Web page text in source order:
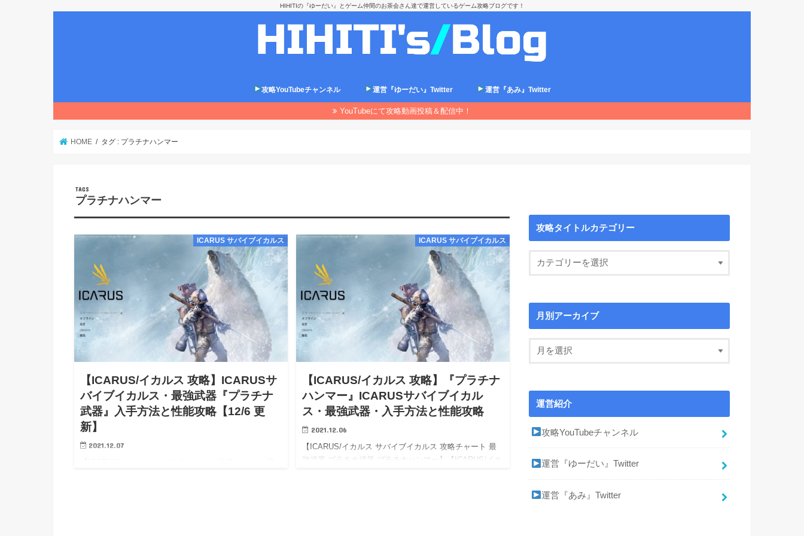
HIHITIの『ゆーだい』とゲーム仲間のお茶会さん達で運営しているゲーム攻略ブログです！
攻略YouTubeチャンネル 運営『ゆーだい』Twitter 運営『あみ』Twitter
YouTubeにて攻略動画投稿＆配信中！
HOME タグ : プラチナハンマー
プラチナハンマー
ICARUS サバイブイカルス
【ICARUS/イカルス 攻略】ICARUSサ
バイブイカルス・最強武器『プラチナ
武器』入手方法と性能攻略【12/6 更
新】
2021.12.07
ICARUS サバイブイカルス
【ICARUS/イカルス 攻略】『プラチナ
ハンマー』ICARUSサバイブイカル
ス・最強武器・入手方法と性能攻略
2021.12.06
【ICARUS/イカルス サバイブイカルス 攻略チャート 最
強武器 プラチナ武器 プラチナハンマー】【ICARUS/イカ
攻略タイトルカテゴリー
月別アーカイブ
運営紹介
攻略YouTubeチャンネル
運営『ゆーだい』Twitter
運営『あみ』Twitter